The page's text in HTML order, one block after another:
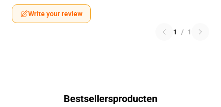
Write your review
1 / 1
Bestsellersproducten